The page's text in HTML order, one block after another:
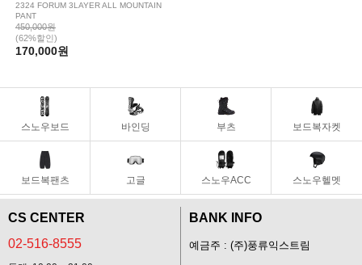
2324 FORUM 3LAYER ALL MOUNTAIN
PANT
450,000원
(62%할인)
170,000원
스노우보드 바인딩 부츠 보드복자켓
보드복팬츠 고글 스노우ACC 스노우헬멧
CS CENTER
02-516-8555
BANK INFO
예금주 : (주)풍류익스트림